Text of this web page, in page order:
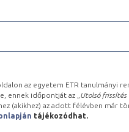
az egyetem ETR tanulmányi
ennek időpontját az „ Utolsó frissítés
(akikhez) az adott félévben már
tájékozódhat.